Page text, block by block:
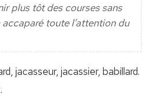
plus tôt des courses sans
toute l’attention du
jacasseur, jacassier, babillard.